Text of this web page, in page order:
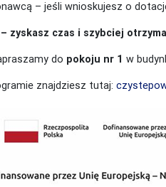
– jeśli wnioskujesz o
zyskasz czas i szybciej
do pokoju nr 1 w
znajdziesz tutaj: